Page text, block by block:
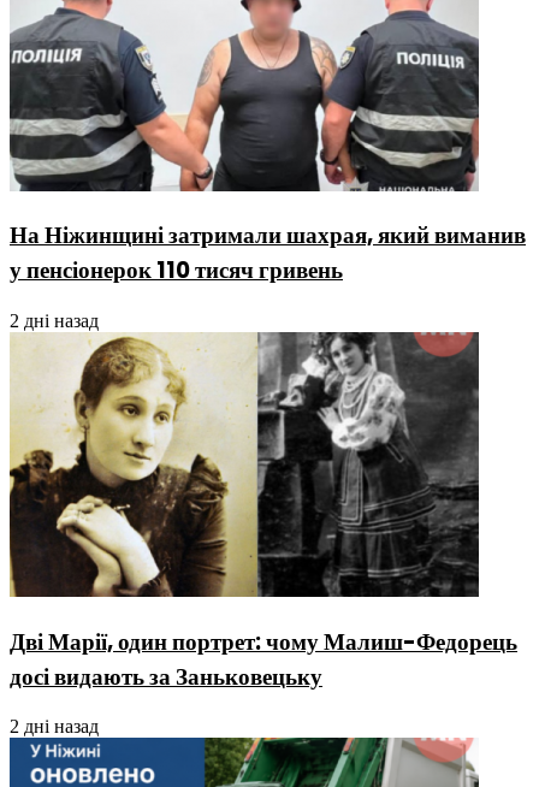
На Ніжинщині затримали шахрая, який виманив
у пенсіонерок 110 тисяч гривень
2 дні назад
Дві Марії, один портрет: чому Малиш-Федорець
досі видають за Заньковецьку
2 дні назад